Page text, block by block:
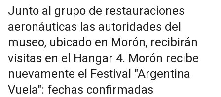
Junto al grupo de restauraciones
aeronáuticas las autoridades del
museo, ubicado en Morón, recibirán
visitas en el Hangar 4. Morón recibe
nuevamente el Festival "Argentina
Vuela": fechas confirmadas